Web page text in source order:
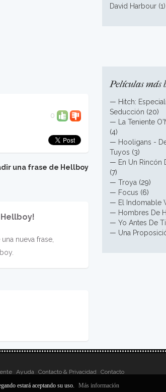
0
una frase de Hellboy
nueva frase,
David Harbour (1)
Películas más
— Hitch:
Seducción (20)
—
La Teniente
(4)
— Hooligans -
Tuyos (3)
— En Un Rincón
(7)
— Troya (29)
— Focus (6)
— El Indomable
— Hombres De
— Yo Antes De Ti
— Una
Ayuda Contacto & Privacidad Contacto
estará aceptando su uso. Más información